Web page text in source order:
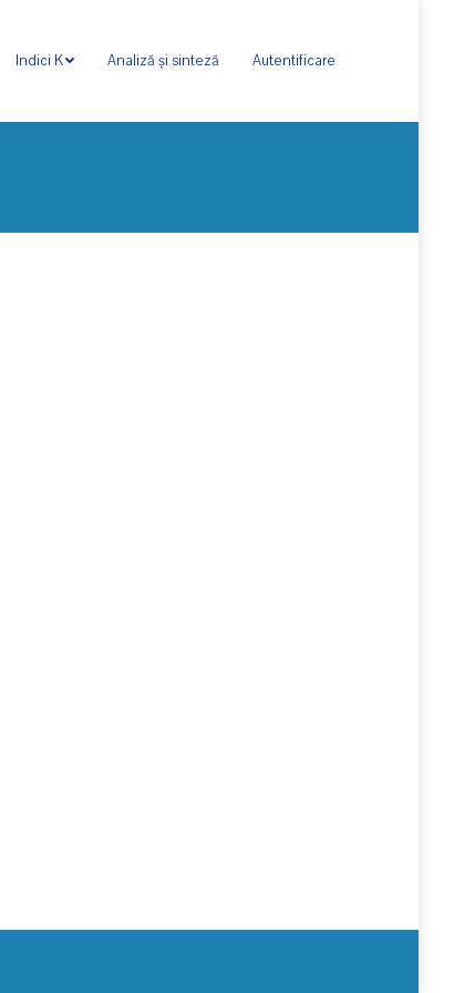
Indici K Analiză și sinteză Autentificare